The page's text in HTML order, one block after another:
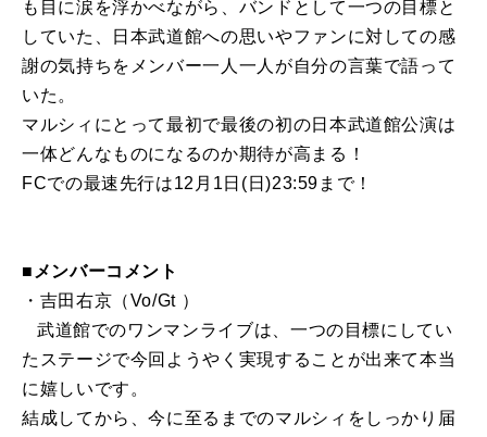
も目に涙を浮かべながら、バンドとして一つの目標と
していた、日本武道館への思いやファンに対しての感
謝の気持ちをメンバー一人一人が自分の言葉で語って
いた。
マルシィにとって最初で最後の初の日本武道館公演は
一体どんなものになるのか期待が高まる！
FCでの最速先行は12月1日(日)23:59まで！
■メンバーコメント
・吉田右京（Vo/Gt ）
武道館でのワンマンライブは、一つの目標にしてい
たステージで今回ようやく実現することが出来て本当
に嬉しいです。
結成してから、今に至るまでのマルシィをしっかり届